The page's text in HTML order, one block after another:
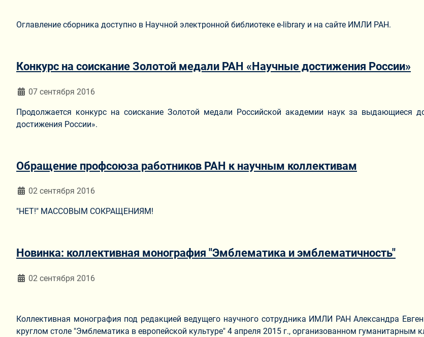
Оглавление сборника доступно в Научной электронной библиотеке e-library и на сайте ИМЛИ РАН.
Конкурс на соискание Золотой медали РАН «Научные достижения России»
Информация о материале
07 сентября 2016
Продолжается конкурс на соискание Золотой медали Российской академии наук за выдающиеся
достижения России».
Обращение профсоюза работников РАН к научным коллективам
Информация о материале
02 сентября 2016
"НЕТ!" МАССОВЫМ СОКРАЩЕНИЯМ!
Новинка: коллективная монография "Эмблематика и эмблематичность"
Информация о материале
02 сентября 2016
Коллективная монография под редакцией ведущего научного сотрудника ИМЛИ РАН Александра
круглом столе "Эмблематика в европейской культуре" 4 апреля 2015 г., организованном